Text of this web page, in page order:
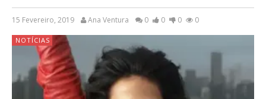
15 Fevereiro, 2019 Ana Ventura 0 0 0 0
NOTÍCIAS